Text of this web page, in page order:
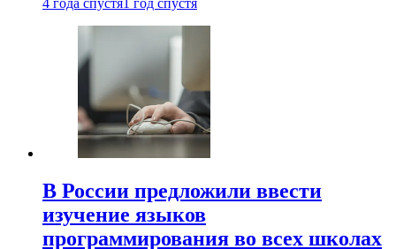
4 года спустя 1 год спустя
В России предложили ввести
изучение языков
программирования во всех школах